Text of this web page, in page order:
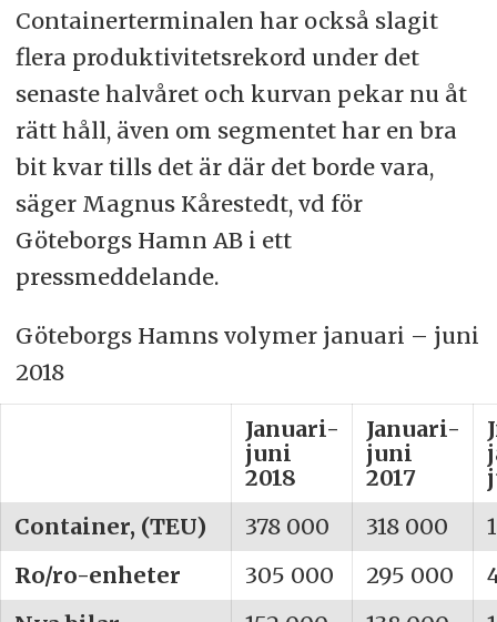
Containerterminalen har också slagit
flera produktivitetsrekord under det
senaste halvåret och kurvan pekar nu åt
rätt håll, även om segmentet har en bra
bit kvar tills det är där det borde vara,
säger Magnus Kårestedt, vd för
Göteborgs Hamn AB i ett
pressmeddelande.
Göteborgs Hamns volymer januari – juni
2018
Januari-
juni
2018
Januari-
juni
2017
Container, (TEU)
378 000 318 000
Ro/ro-enheter
305 000 295 000